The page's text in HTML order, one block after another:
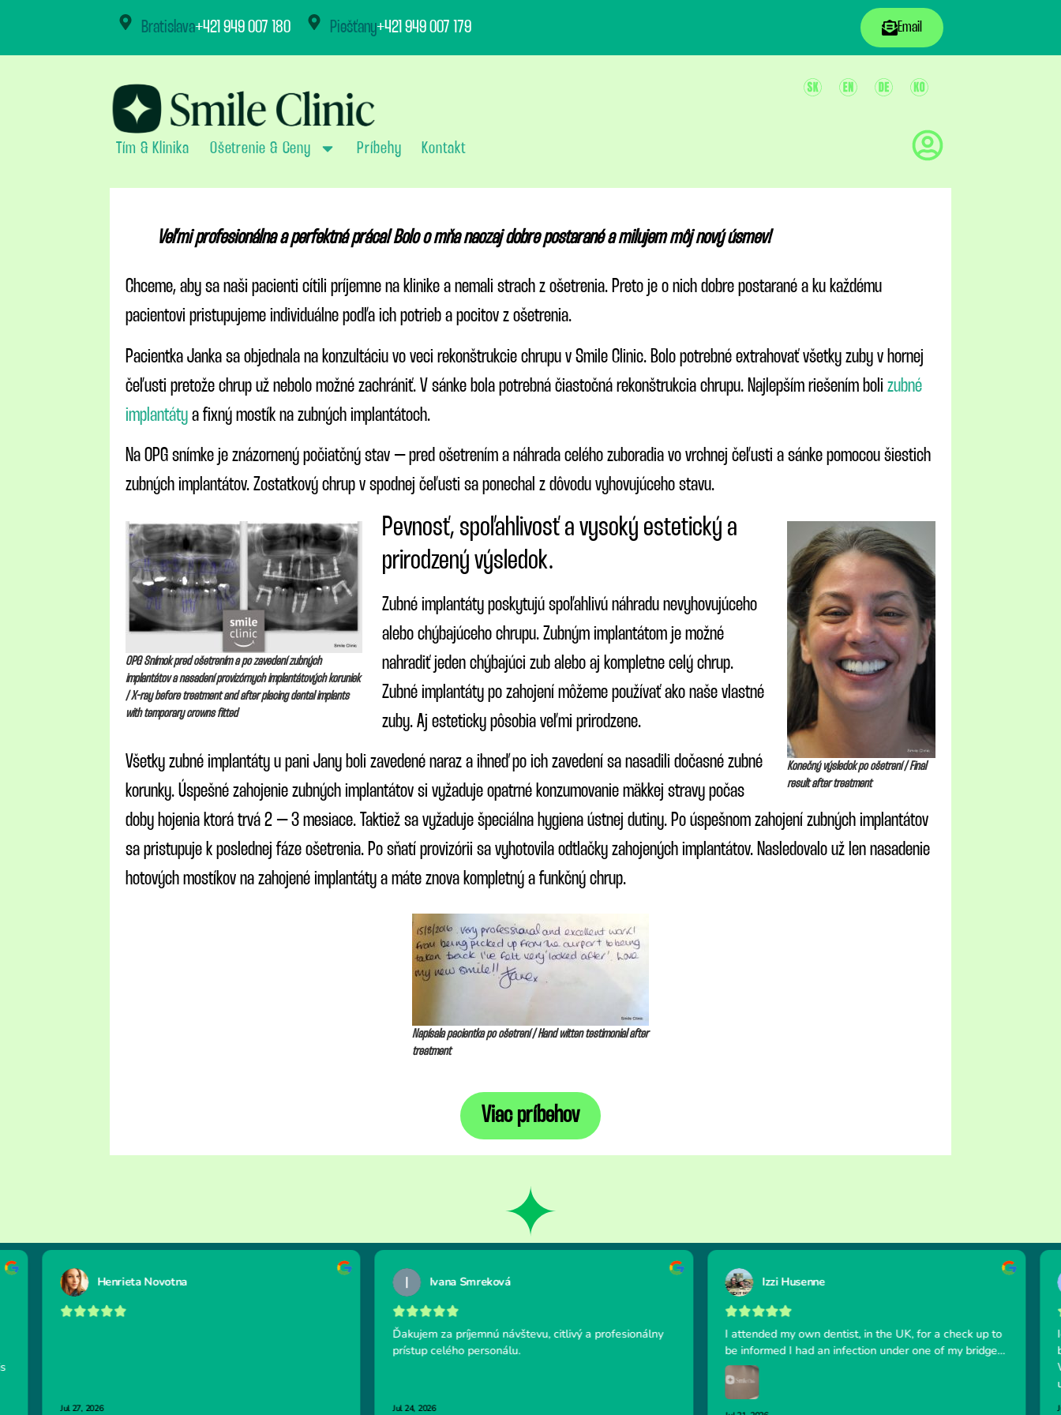
Bratislava+421 949 007 180 Piešťany+421 949 007 179 Email
Tím & Klinika Ošetrenie & Ceny Príbehy Kontakt
Veľmi profesionálna a perfektná práca! Bolo o mňa naozaj dobre postarané a milujem môj nový úsmev!
Chceme, aby sa naši pacienti cítili príjemne na klinike a nemali strach z ošetrenia. Preto je o nich dobre postarané a ku každému
pacientovi pristupujeme individuálne podľa ich potrieb a pocitov z ošetrenia.
Pacientka Janka sa objednala na konzultáciu vo veci rekonštrukcie chrupu v Smile Clinic. Bolo potrebné extrahovať všetky zuby v hornej
čeľusti pretože chrup už nebolo možné zachrániť. V sánke bola potrebná čiastočná rekonštrukcia chrupu. Najlepším riešením boli zubné
implantáty a fixný mostík na zubných implantátoch.
Na OPG snímke je znázornený počiatčný stav – pred ošetrením a náhrada celého zuboradia vo vrchnej čeľusti a sánke pomocou šiestich
zubných implantátov. Zostatkový chrup v spodnej čeľusti sa ponechal z dôvodu vyhovujúceho stavu.
OPG Snímok pred ošetrením a po zavedení zubných
implantátov a nasadení provizórnych implantátových koruniek
/ X-ray before treatment and after placing dental implants
with temporary crowns fitted
Konečný výsledok po ošetrení / Final
result after treatment
Pevnosť, spoľahlivosť a vysoký estetický a
prirodzený výsledok.
Zubné implantáty poskytujú spoľahlivú náhradu nevyhovujúceho
alebo chýbajúceho chrupu. Zubným implantátom je možné
nahradiť jeden chýbajúci zub alebo aj kompletne celý chrup.
Zubné implantáty po zahojení môžeme používať ako naše vlastné
zuby. Aj esteticky pôsobia veľmi prirodzene.
Všetky zubné implantáty u pani Jany boli zavedené naraz a ihneď po ich zavedení sa nasadili dočasné zubné
korunky. Úspešné zahojenie zubných implantátov si vyžaduje opatrné konzumovanie mäkkej stravy počas
doby hojenia ktorá trvá 2 – 3 mesiace. Taktiež sa vyžaduje špeciálna hygiena ústnej dutiny. Po úspešnom zahojení zubných implantátov
sa pristupuje k poslednej fáze ošetrenia. Po sňatí provizórii sa vyhotovila odtlačky zahojených implantátov. Nasledovalo už len nasadenie
hotových mostíkov na zahojené implantáty a máte znova kompletný a funkčný chrup.
Napísala pacientka po ošetrení / Hand witten testimonial after
treatment
Viac príbehov